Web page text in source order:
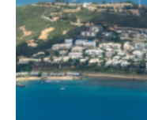
pérille...
juge
administratif
n’est
pas